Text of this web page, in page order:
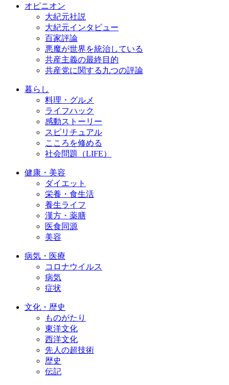
オピニオン
大紀元社説
大紀元インタビュー
百家評論
悪魔が世界を統治している
共産主義の最終目的
共産党に関する九つの評論
暮らし
料理・グルメ
ライフハック
感動ストーリー
スピリチュアル
こころを修める
社会問題（LIFE）
健康・美容
ダイエット
栄養・食生活
養生ライフ
漢方・薬膳
医食同源
美容
病気・医療
コロナウイルス
病気
症状
文化・歴史
ものがたり
東洋文化
西洋文化
先人の超技術
歴史
伝記